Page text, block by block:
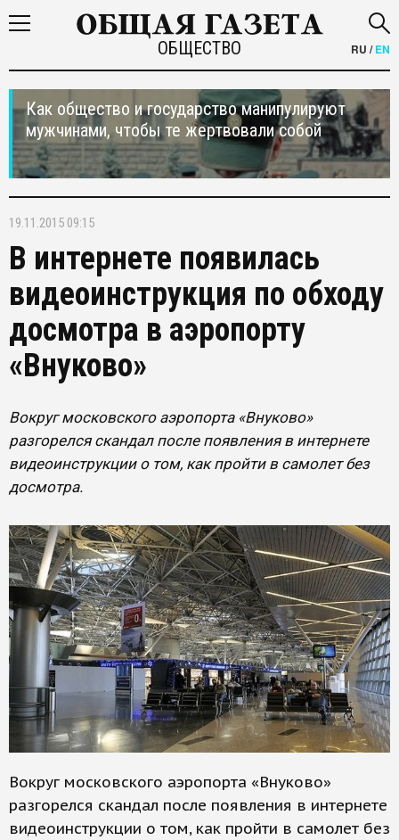
ОБЩЕСТВО RU /EN
Как общество и государство манипулируют
мужчинами, чтобы те жертвовали собой
19.11.2015 09:15
В интернете появилась
видеоинструкция по обходу
досмотра в аэропорту
«Внуково»
Вокруг московского аэропорта «Внуково»
разгорелся скандал после появления в интернете
видеоинструкции о том, как пройти в самолет без
досмотра.
Вокруг московского аэропорта «Внуково»
разгорелся скандал после появления в интернете
видеоинструкции о том, как пройти в самолет без